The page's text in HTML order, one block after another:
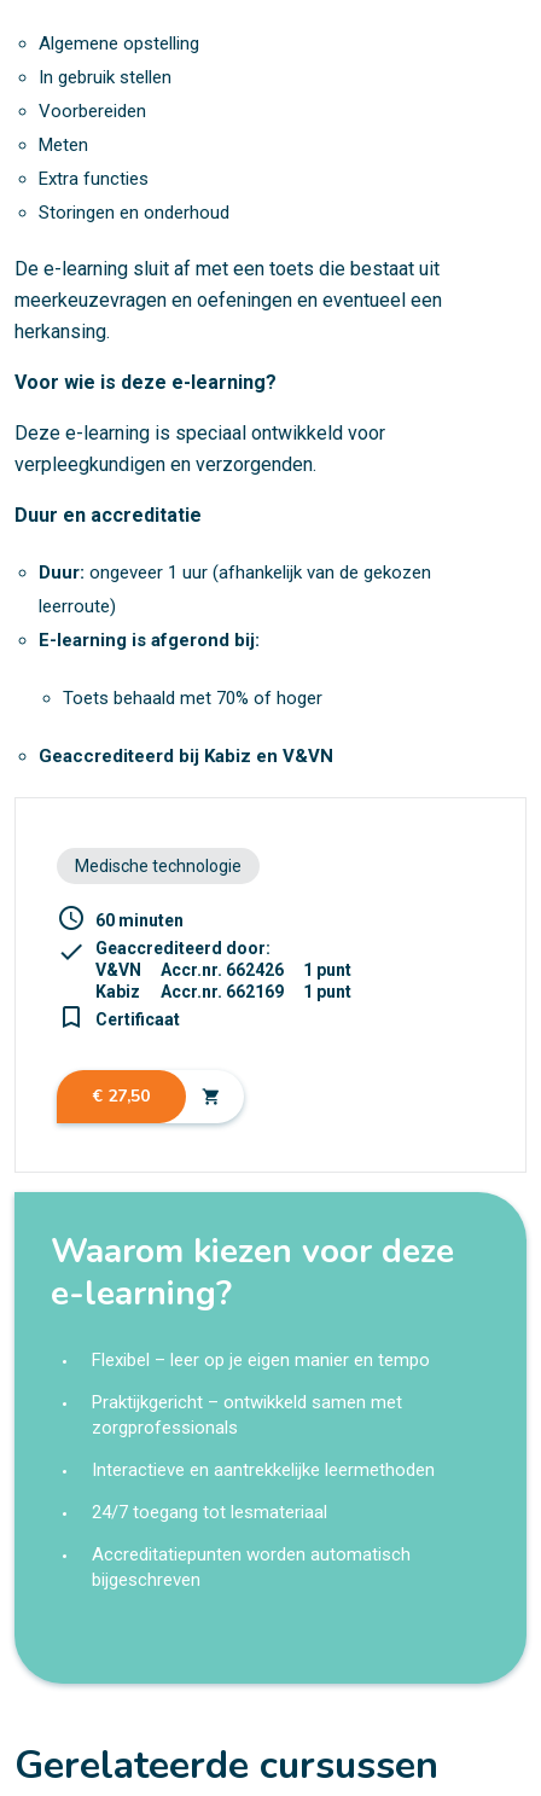
Algemene opstelling
In gebruik stellen
Voorbereiden
Meten
Extra functies
Storingen en onderhoud
De e-learning sluit af met een toets die bestaat uit
meerkeuzevragen en oefeningen en eventueel een
herkansing.
Voor wie is deze e-learning?
Deze e-learning is speciaal ontwikkeld voor
verpleegkundigen en verzorgenden.
Duur en accreditatie
Duur: ongeveer 1 uur (afhankelijk van de gekozen
leerroute)
E-learning is afgerond bij:
Toets behaald met 70% of hoger
Geaccrediteerd bij Kabiz en V&VN
Medische technologie
access_time 60 minuten
check
Geaccrediteerd door:
V&VN
Accr.nr. 662426
1 punt
Kabiz
Accr.nr. 662169 1 punt
turned_in_not Certificaat
€ 27,50 shopping_cart
Waarom kiezen voor deze
e-learning?
Flexibel – leer op je eigen manier en tempo
Praktijkgericht – ontwikkeld samen met
zorgprofessionals
Interactieve en aantrekkelijke leermethoden
24/7 toegang tot lesmateriaal
Accreditatiepunten worden automatisch
bijgeschreven
Gerelateerde cursussen